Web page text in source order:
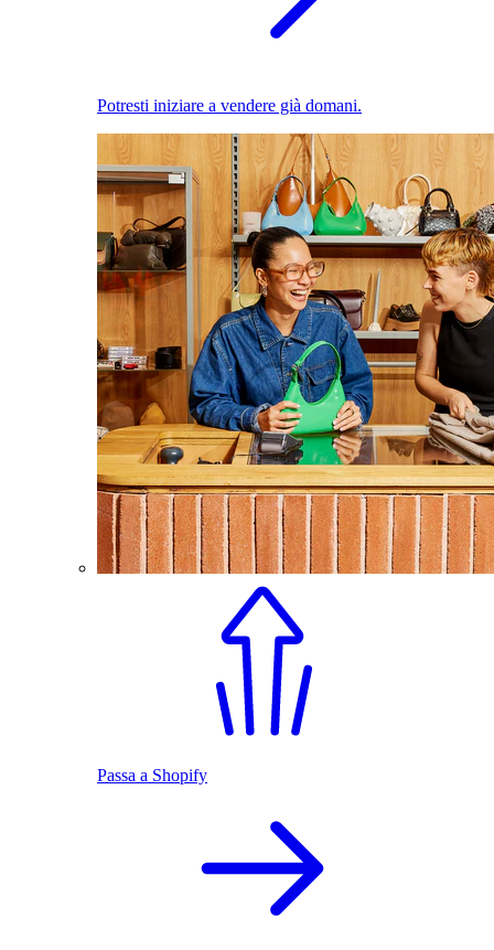
Potresti iniziare a vendere già domani.
Passa a Shopify